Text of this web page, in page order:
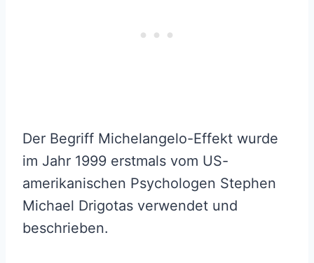
Der Begriff Michelangelo-Effekt wurde
im Jahr 1999 erstmals vom US-
amerikanischen Psychologen Stephen
Michael Drigotas verwendet und
beschrieben.